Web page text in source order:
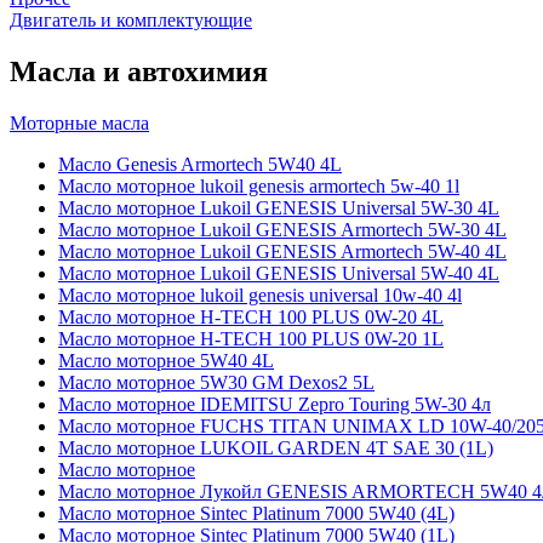
Двигатель и комплектующие
Масла и автохимия
Моторные масла
Масло Genesis Armortech 5W40 4L
Масло моторное lukoil genesis armortech 5w-40 1l
Масло моторное Lukoil GENESIS Universal 5W-30 4L
Масло моторное Lukoil GENESIS Armortech 5W-30 4L
Масло моторное Lukoil GENESIS Armortech 5W-40 4L
Масло моторное Lukoil GENESIS Universal 5W-40 4L
Масло моторное lukoil genesis universal 10w-40 4l
Масло моторное H-TECH 100 PLUS 0W-20 4L
Масло моторное H-TECH 100 PLUS 0W-20 1L
Масло моторное 5W40 4L
Масло моторное 5W30 GM Dexos2 5L
Масло моторное IDEMITSU Zepro Touring 5W-30 4л
Масло моторное FUCHS TITAN UNIMAX LD 10W-40/
Масло моторное LUKOIL GARDEN 4Т SAE 30 (1L)
Масло моторное
Масло моторное Лукойл GENESIS ARMORTECH 5W40
Масло моторное Sintec Platinum 7000 5W40 (4L)
Масло моторное Sintec Platinum 7000 5W40 (1L)